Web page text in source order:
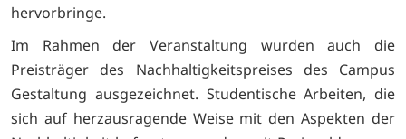
hervorbringe.
Im Rahmen der Veranstaltung wurden auch die
Preisträger des Nachhaltigkeitspreises des Campus
Gestaltung ausgezeichnet. Studentische Arbeiten, die
sich auf herzausragende Weise mit den Aspekten der